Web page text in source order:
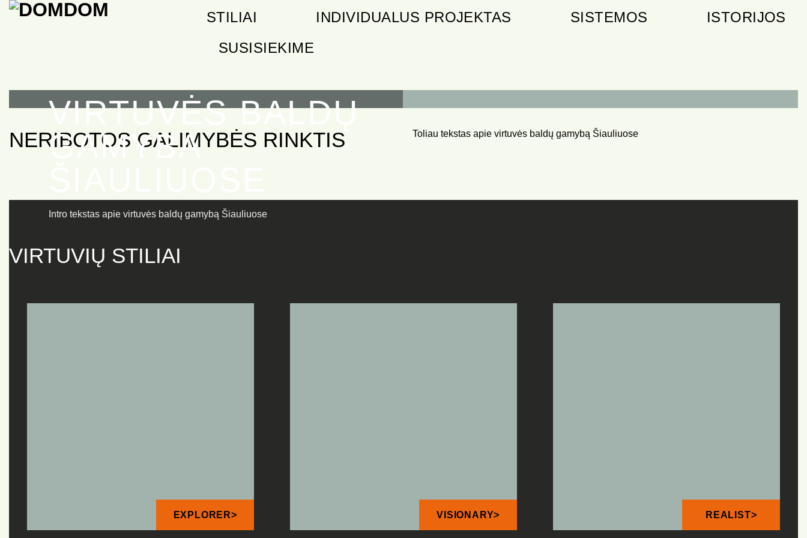
Skip
STILIAI INDIVIDUALUS PROJEKTAS SISTEMOS
ISTORIJOS
SUSISIEKIME
VIRTUVĖS BALDŲ
GAMYBA
Intro tekstas apie virtuvės baldų gamybą Šiauliuose
NERIBOTOS GALIMYBĖS RINKTIS Toliau tekstas apie virtuvės baldų gamybą Šiauliuose
VIRTUVIŲ STILIAI
EXPLORER> VISIONARY> REALIST>